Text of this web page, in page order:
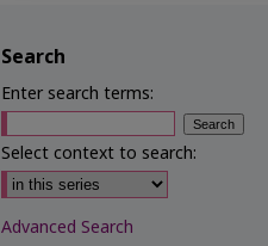
Search
Enter search terms:
Select context to search:
Advanced Search